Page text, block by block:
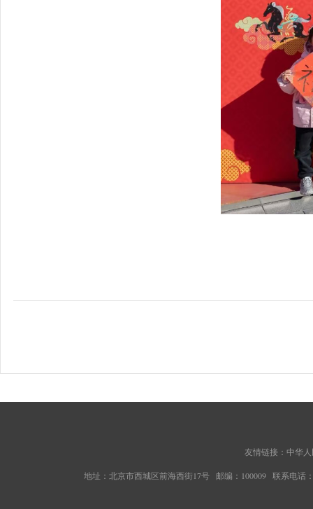
友情链接： 中华
地址：北京市西城区前海西街17号 邮编：100009 联系电话